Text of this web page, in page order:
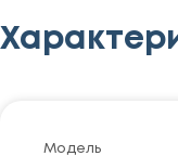
Модель